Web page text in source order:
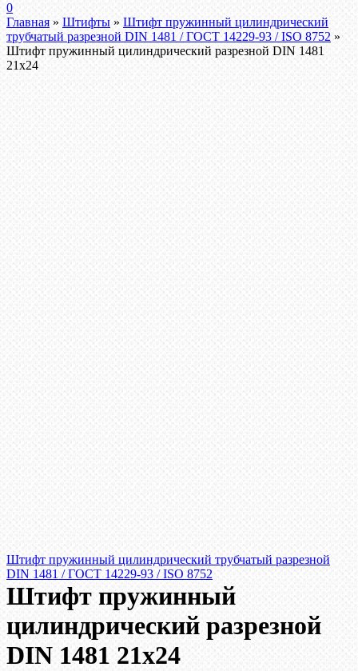
0
Главная » Штифты » Штифт пружинный цилиндрический
трубчатый разрезной DIN 1481 / ГОСТ 14229-93 / ISO 8752 »
Штифт пружинный цилиндрический разрезной DIN 1481
21х24
Штифт пружинный цилиндрический трубчатый разрезной
DIN 1481 / ГОСТ 14229-93 / ISO 8752
Штифт пружинный
цилиндрический разрезной
DIN 1481 21х24